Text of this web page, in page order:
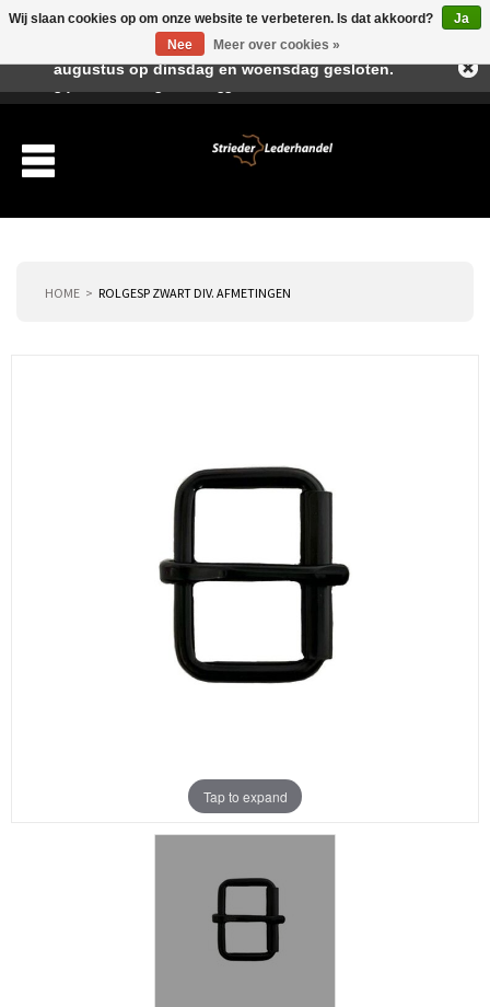
HOME ROLGESP ZWART DIV. AFMETINGEN
Tap to expand
Wij slaan cookies op om onze website te verbeteren. Is dat akkoord?
Ja
Nee
Meer over cookies »
Beste klant, I.v.m. de vakantieperiode zijn wij in juli en
augustus op dinsdag en woensdag gesloten.